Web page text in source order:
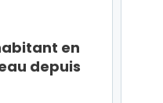
en
depuis